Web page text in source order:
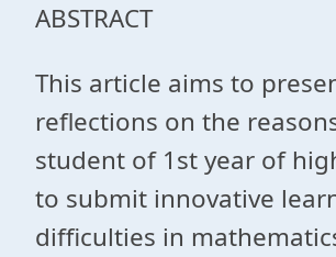
ABSTRACT
This article aims to
reflections on the
student of 1st year of
to submit innovative
difficulties in